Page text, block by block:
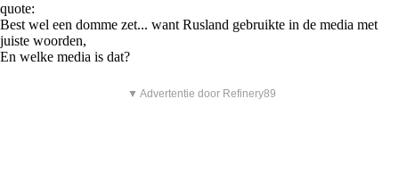
quote:
Best wel een domme zet... want Rusland gebruikte in de media met
juiste woorden,
En welke media is dat?
▼ Advertentie door Refinery89